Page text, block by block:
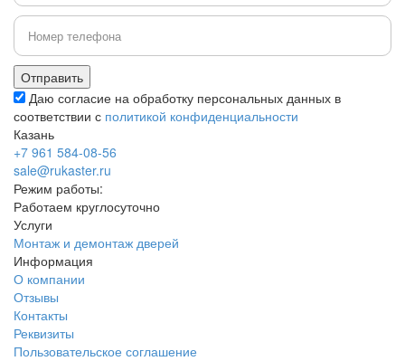
Даю согласие на обработку персональных данных в
соответствии с политикой конфиденциальности
Казань
+7 961 584-08-56
sale@rukaster.ru
Режим работы:
Работаем круглосуточно
Услуги
Монтаж и демонтаж дверей
Информация
О компании
Отзывы
Контакты
Реквизиты
Пользовательское соглашение